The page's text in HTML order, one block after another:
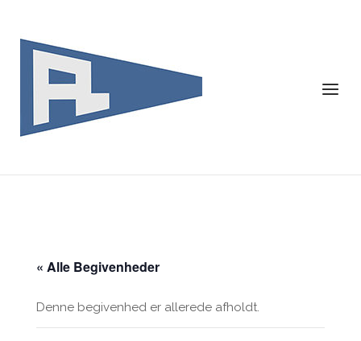
content
Menu
« Alle Begivenheder
Denne begivenhed er allerede afholdt.